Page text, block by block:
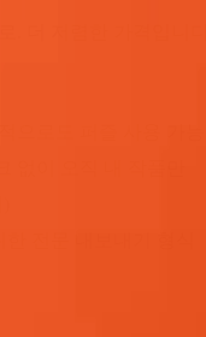
. 더 저렴한 가격입니다.